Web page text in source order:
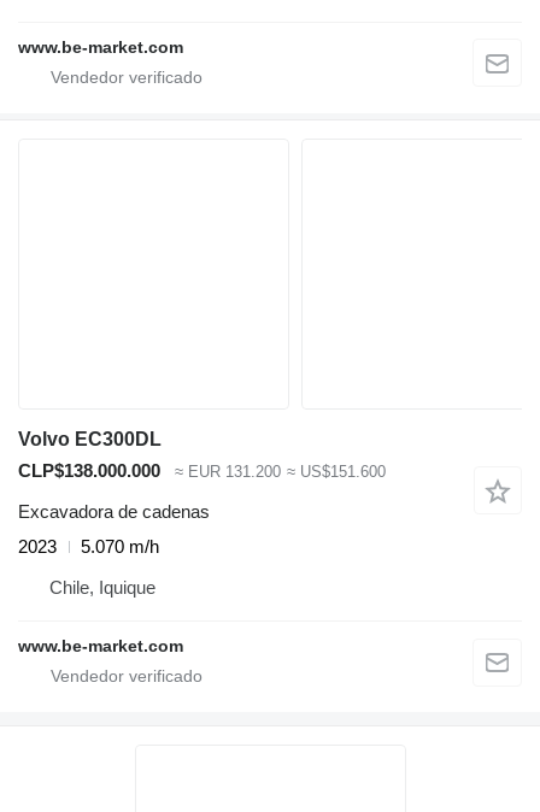
www.be-market.com
Volvo EC300DL
CLP$138.000.000
≈ EUR 131.200 ≈ US$151.600
Excavadora de cadenas
2023
5.070 m/h
Chile, Iquique
www.be-market.com